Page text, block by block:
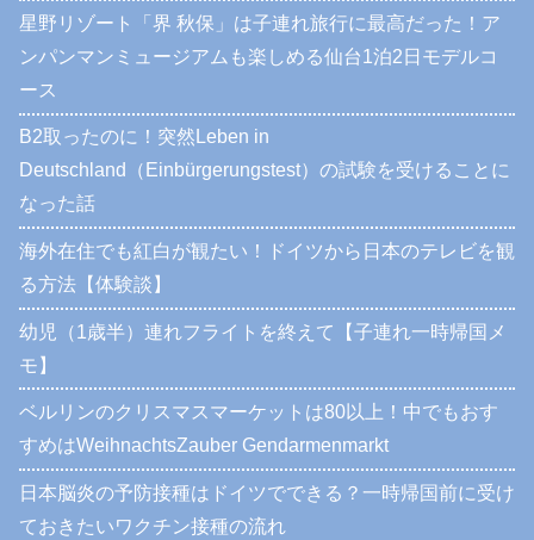
星野リゾート「界 秋保」は子連れ旅行に最高だった！ア
ンパンマンミュージアムも楽しめる仙台1泊2日モデルコ
ース
B2取ったのに！突然Leben in
Deutschland（Einbürgerungstest）の試験を受けることに
なった話
海外在住でも紅白が観たい！ドイツから日本のテレビを観
る方法【体験談】
幼児（1歳半）連れフライトを終えて【子連れ一時帰国メ
モ】
ベルリンのクリスマスマーケットは80以上！中でもおす
すめはWeihnachtsZauber Gendarmenmarkt
日本脳炎の予防接種はドイツでできる？一時帰国前に受け
ておきたいワクチン接種の流れ